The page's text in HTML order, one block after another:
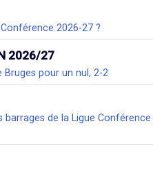
2026-27 ?
2026/27
pour un nul, 2-2
barrages de la Ligue Conférence